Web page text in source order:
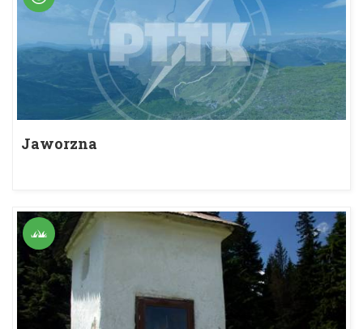
Jaworzna